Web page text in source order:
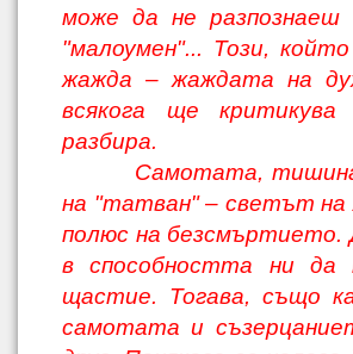
може да не
"малоумен"... Този,
жажда – жаждата на
всякога ще
разбира.
Самотата,
на "татван" – светът на
полюс на безсмъртието.
в способността ни да
щастие. Тогава, също
самотата и